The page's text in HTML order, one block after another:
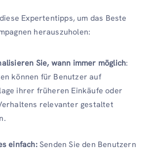
Expertentipps, um das Beste
herauszuholen:
Sie, wann immer möglich:
können für Benutzer auf
ihrer früheren Einkäufe oder
relevanter gestaltet
einfach:Senden Sie den Benutzern